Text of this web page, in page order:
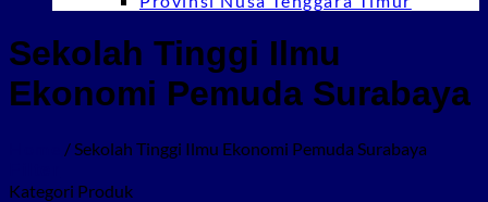
Sekolah Tinggi Ilmu
Ekonomi Pemuda Surabaya
/Sekolah Tinggi Ilmu Ekonomi Pemuda Surabaya
Kategori Produk